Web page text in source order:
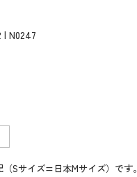
| N0247
Sサイズ=日本Mサイズ）です。